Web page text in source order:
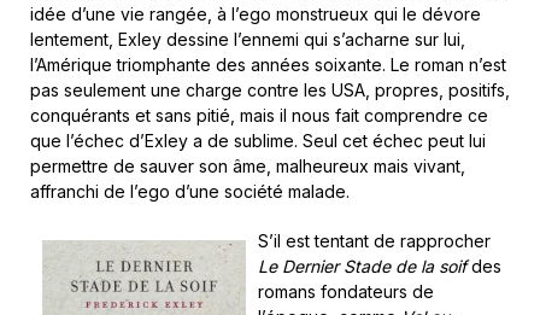
idée d’une vie rangée, à l’ego monstrueux qui le dévore
lentement, Exley dessine l’ennemi qui s’acharne sur lui,
l’Amérique triomphante des années soixante. Le roman n’est
pas seulement une charge contre les USA, propres, positifs,
conquérants et sans pitié, mais il nous fait comprendre ce
que l’échec d’Exley a de sublime. Seul cet échec peut lui
permettre de sauver son âme, malheureux mais vivant,
affranchi de l’ego d’une société malade.
S’il est tentant de rapprocher
Le Dernier Stade de la soifdes
romans fondateurs de